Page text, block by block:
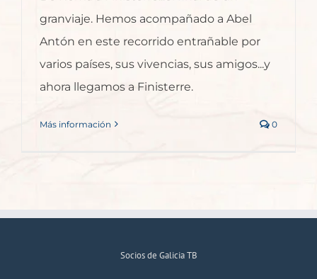
granviaje. Hemos acompañado a Abel
Antón en este recorrido entrañable por
varios países, sus vivencias, sus amigos...y
ahora llegamos a Finisterre.
Más información 0
Socios de Galicia TB